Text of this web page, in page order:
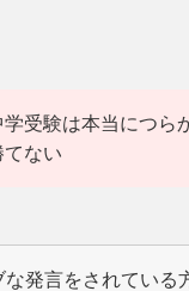
受験は本当につら
ない
発言をされている